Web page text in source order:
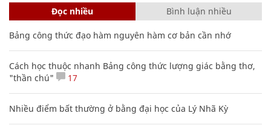
Đọc nhiều Bình luận nhiều
Bảng công thức đạo hàm nguyên hàm cơ bản cần nhớ
Cách học thuộc nhanh Bảng công thức lượng giác bằng thơ,
"thần chú"
17
Nhiều điểm bất thường ở bằng đại học của Lý Nhã Kỳ